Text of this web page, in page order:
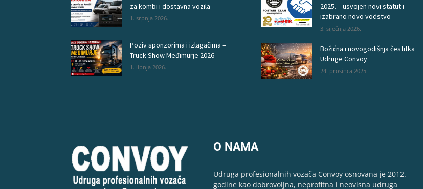
za kombi i dostavna vozila
1. srpnja 2026.
Poziv sponzorima i izlagačima –
Truck Show Međimurje 2026
1. lipnja 2026.
2025. – usvojen novi statut i
izabrano novo vodstvo
3. siječnja 2026.
Božićna i novogodišnja čestitka
Udruge Convoy
24. prosinca 2025.
O NAMA
Udruga profesionalnih vozača Convoy osnovana je 2012.
godine kao dobrovoljna, neprofitna i neovisna udruga